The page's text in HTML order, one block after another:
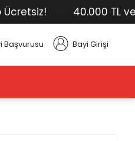
40.000 TL ve
Başvurusu Bayi Girişi